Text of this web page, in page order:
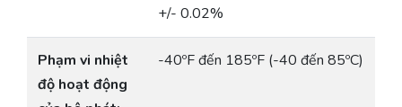
+/- 0.02%
Phạm vi nhiệt
độ hoạt động
-40ºF đến 185ºF (-40 đến 85ºC)